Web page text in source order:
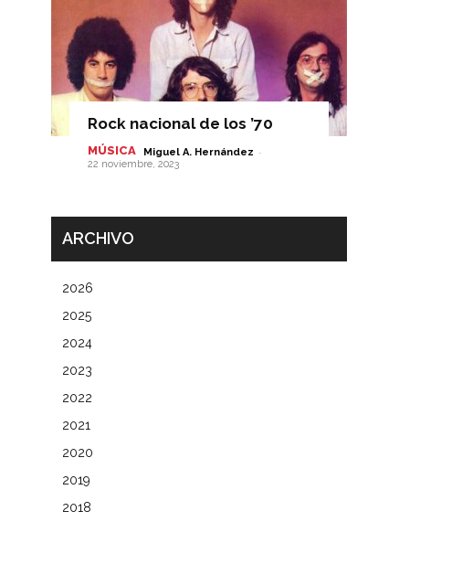
Rock nacional de los ’70
MÚSICA Miguel A. Hernández -
22 noviembre, 2023
ARCHIVO
2026
2025
2024
2023
2022
2021
2020
2019
2018